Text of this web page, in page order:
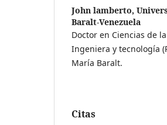
John lamberto,
Baralt-Venezuela
Doctor en Ciencias de
Ingeniera y tecnología
María Baralt.
Citas